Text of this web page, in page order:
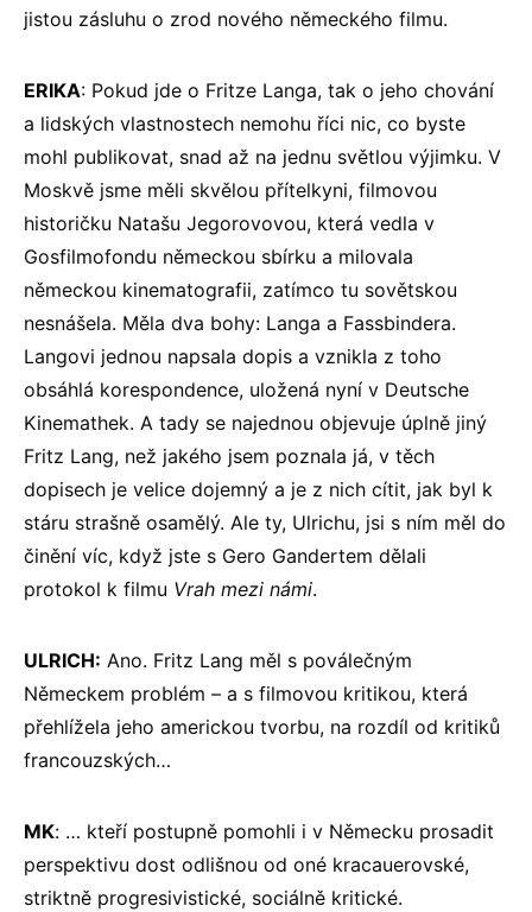
jistou zásluhu o zrod nového německého filmu.
ERIKA: Pokud jde o Fritze Langa, tak o jeho chování
a lidských vlastnostech nemohu říci nic, co byste
mohl publikovat, snad až na jednu světlou výjimku. V
Moskvě jsme měli skvělou přítelkyni, filmovou
historičku Natašu Jegorovovou, která vedla v
Gosfilmofondu německou sbírku a milovala
německou kinematografii, zatímco tu sovětskou
nesnášela. Měla dva bohy: Langa a Fassbindera.
Langovi jednou napsala dopis a vznikla z toho
obsáhlá korespondence, uložená nyní v Deutsche
Kinemathek. A tady se najednou objevuje úplně jiný
Fritz Lang, než jakého jsem poznala já, v těch
dopisech je velice dojemný a je z nich cítit, jak byl k
stáru strašně osamělý. Ale ty, Ulrichu, jsi s ním měl do
činění víc, když jste s Gero Gandertem dělali
protokol k filmu Vrah mezi námi.
ULRICH: Ano. Fritz Lang měl s poválečným
Německem problém – a s filmovou kritikou, která
přehlížela jeho americkou tvorbu, na rozdíl od kritiků
francouzských…
MK: … kteří postupně pomohli i v Německu prosadit
perspektivu dost odlišnou od oné kracauerovské,
striktně progresivistické, sociálně kritické.